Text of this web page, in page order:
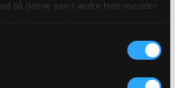
på denne samt andre hjemmesider
eller ved at klikke videre til
som du finder i bunden af vores